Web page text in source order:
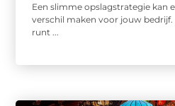
Een slimme opslagstrategie kan
verschil maken voor jouw bedrijf.
runt ...